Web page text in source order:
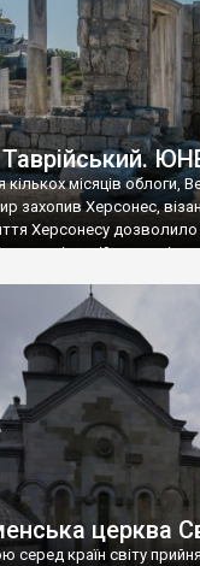
кількох місяців облоги,
захопив Херсонес,
Херсонесу
візантійському
язичник, став
Русі. На честь
церква
серед країн світу